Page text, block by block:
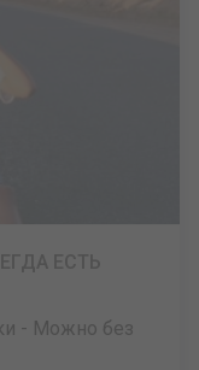
- Можно без